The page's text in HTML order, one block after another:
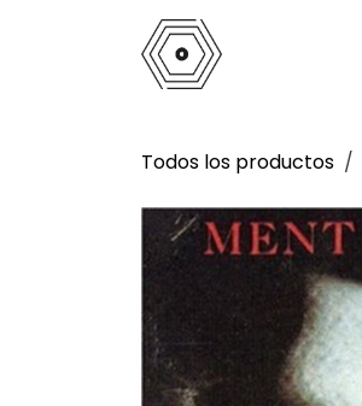
Todos los productos